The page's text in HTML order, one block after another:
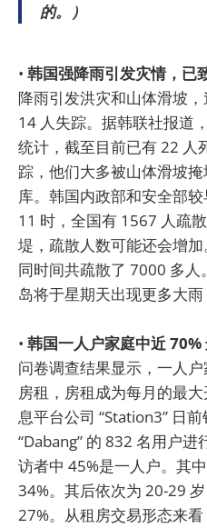
的。）
• 韩国强降雨引发灾情，已
降雨引发洪灾和山体滑坡
14 人失踪。据韩联社报道
统计，截至目前已有 22 人
踪，他们大多被山体滑坡
库。韩国内政部和安全部
11 时，全国有 1567 人疏
堤，疏散人数可能还会增
同时间共疏散了 7000 多
岛将于星期天出现更多大雨
• 韩国一人户家庭中近 70%
问卷调查结果显示，一人
房租，房租成为每月的最
息平台公司 “Station3” 日
“Dabang” 的 832 名用户
访者中 45%是一人户。其
34%。其后依次为 20-29
27%。从租房交易形态来